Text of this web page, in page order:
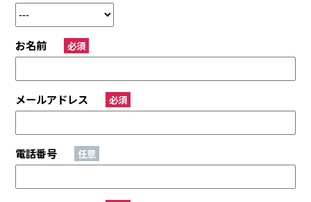
お名前 必須
メールアドレス 必須
電話番号 任意